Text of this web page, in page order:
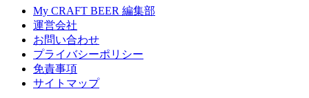
My CRAFT BEER 編集部
運営会社
お問い合わせ
プライバシーポリシー
免責事項
サイトマップ